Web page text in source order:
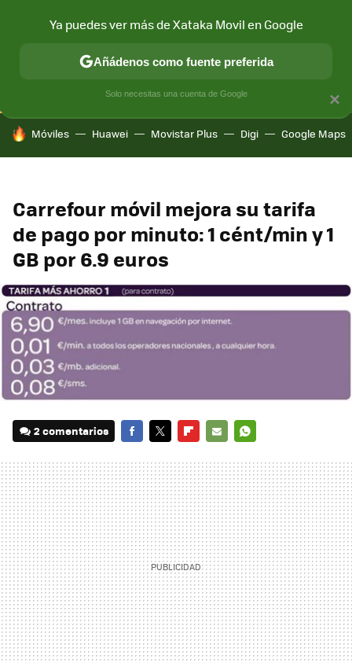
CONECTIVIDAD MÓVIL Y SOCIEDAD APLICACIONES
HOY SE HABLA DE
Móviles Huawei Movistar Plus Digi Google Maps
Carrefour móvil mejora su tarifa
de pago por minuto: 1 cént/min y 1
GB por 6.9 euros
2 comentarios
MAIL
×
Ya puedes ver más de Xataka Movil en Google
Añádenos como fuente preferida
Solo necesitas una cuenta de Google